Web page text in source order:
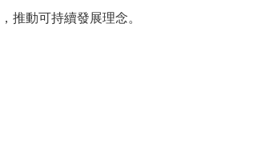
推動可持續發展理念。